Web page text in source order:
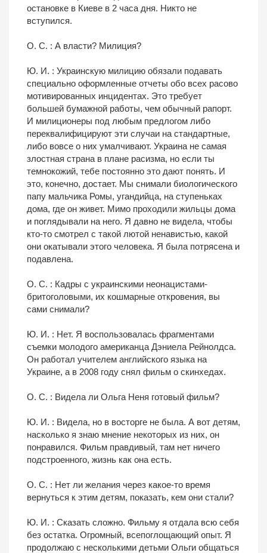
остановке в Киеве в 2 часа дня. Никто не
вступился.
О. С. : А власти? Милиция?
Ю. И. : Украинскую милицию обязали подавать
специально оформленные отчеты обо всех расово
мотивированных инцидентах. Это требует
большей бумажной работы, чем обычный рапорт.
И милиционеры под любым предлогом либо
переквалифицируют эти случаи на стандартные,
либо вовсе о них умалчивают. Украина не самая
злостная страна в плане расизма, но если ты
темнокожий, тебе постоянно это дают понять. И
это, конечно, достает. Мы снимали биологического
папу мальчика Ромы, угандийца, на ступеньках
дома, где он живет. Мимо проходили жильцы дома
и поглядывали на него. Я давно не видела, чтобы
кто-то смотрел с такой лютой ненавистью, какой
они окатывали этого человека. Я была потрясена и
подавлена.
О. С. : Кадры с украинскими неонацистами-
бритоголовыми, их кошмарные откровения, вы
сами снимали?
Ю. И. : Нет. Я воспользовалась фрагментами
съемки молодого американца Дэниела Рейнолдса.
Он работал учителем английского языка на
Украине, а в 2008 году снял фильм о скинхедах.
О. С. : Видела ли Ольга Неня готовый фильм?
Ю. И. : Видела, но в восторге не была. А вот детям,
насколько я знаю мнение некоторых из них, он
понравился. Фильм правдивый, там нет ничего
подстроенного, жизнь как она есть.
О. С. : Нет ли желания через какое-то время
вернуться к этим детям, показать, кем они стали?
Ю. И. : Сказать сложно. Фильму я отдала всю себя
без остатка. Огромный, всепоглощающий опыт. Я
продолжаю с несколькими детьми Ольги общаться